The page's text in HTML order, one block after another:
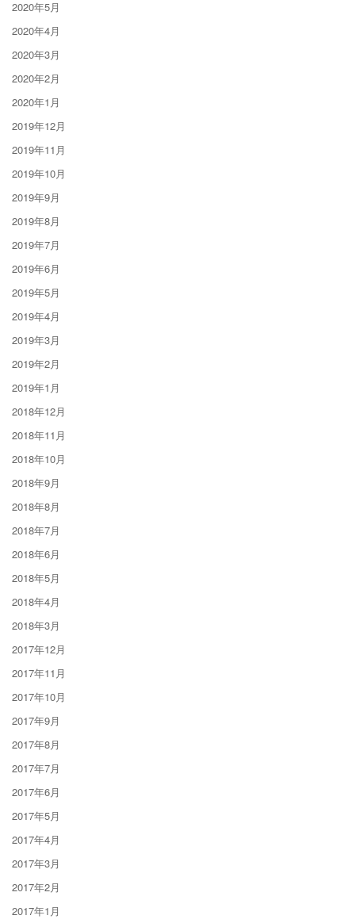
2020年5月
2020年4月
2020年3月
2020年2月
2020年1月
2019年12月
2019年11月
2019年10月
2019年9月
2019年8月
2019年7月
2019年6月
2019年5月
2019年4月
2019年3月
2019年2月
2019年1月
2018年12月
2018年11月
2018年10月
2018年9月
2018年8月
2018年7月
2018年6月
2018年5月
2018年4月
2018年3月
2017年12月
2017年11月
2017年10月
2017年9月
2017年8月
2017年7月
2017年6月
2017年5月
2017年4月
2017年3月
2017年2月
2017年1月